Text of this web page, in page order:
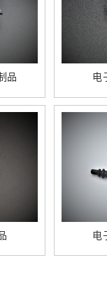
品 电
电